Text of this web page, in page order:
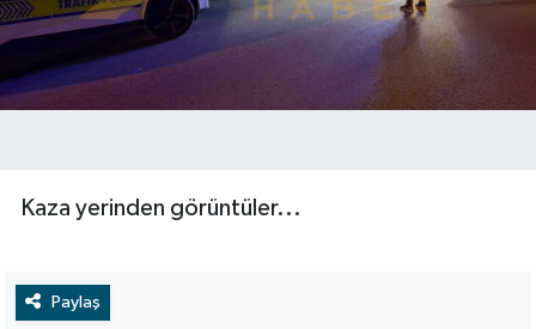
Kaza yerinden görüntüler...
Paylaş